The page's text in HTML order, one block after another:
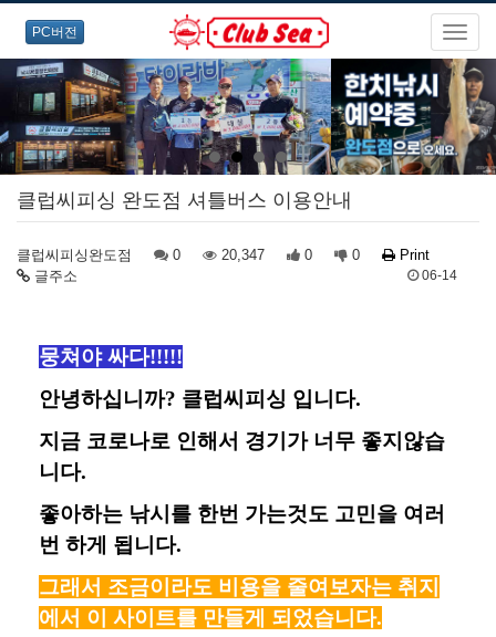
PC버전
클럽씨피싱 완도점 셔틀버스 이용안내
클럽씨피싱완도점 0 20,347 0 0
Print
글주소
06-14
뭉쳐야 싸다!!!!!
안녕하십니까? 클럽씨피싱 입니다.
지금 코로나로 인해서 경기가 너무 좋지않습
니다.
좋아하는 낚시를 한번 가는것도 고민을 여러
번 하게 됩니다.
그래서 조금이라도 비용을 줄여보자는 취지
에서 이 사이트를 만들게 되었습니다.